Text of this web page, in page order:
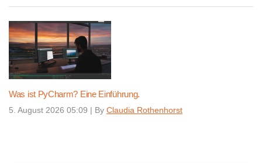
Was ist PyCharm? Eine Einführung.
5. August 2026 05:09 | By Claudia Rothenhorst